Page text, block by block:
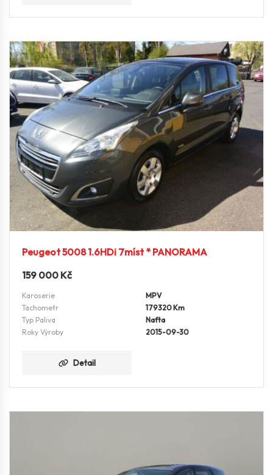
Peugeot 5008 1.6HDi 7míst * PANORAMA
159 000 Kč
Karoserie
MPV
Tachometr
179320 Km
Typ Paliva
Nafta
Roky Výroby
2015-09-30
Detail